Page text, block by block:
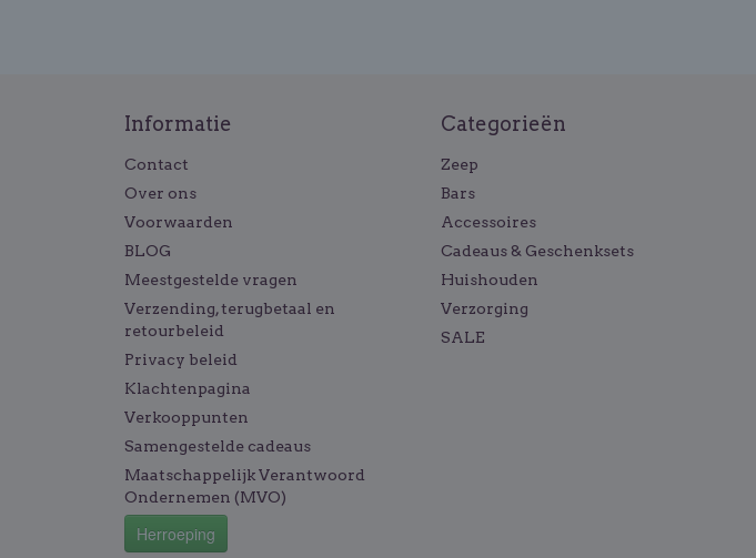
Informatie
Contact
Over ons
Voorwaarden
BLOG
Meestgestelde vragen
Verzending, terugbetaal en
retourbeleid
Privacy beleid
Klachtenpagina
Verkooppunten
Samengestelde cadeaus
Maatschappelijk Verantwoord
Ondernemen (MVO)
Herroeping
Categorieën
Zeep
Bars
Accessoires
Cadeaus & Geschenksets
Huishouden
Verzorging
SALE